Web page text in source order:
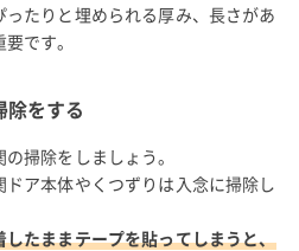
たりと埋められる厚み、長さがあ
です。
をする
掃除をしましょう。
ア本体やくつずりは入念に掃除し
たままテープを貼ってしまうと、